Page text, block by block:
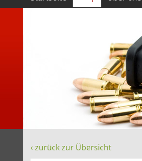
‹ zurück zur Übersicht